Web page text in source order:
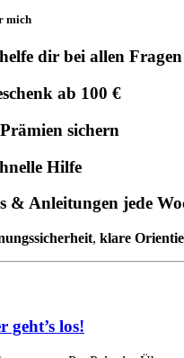
mich
dir bei allen Fragen
ab 100 €
sichern
Hilfe
Anleitungen jede
, klare
los!